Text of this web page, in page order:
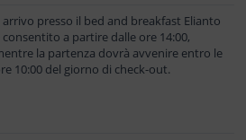
arrivo presso il bed and breakfast Elianto
consentito a partire dalle ore 14:00,
la partenza dovrà avvenire entro le
10:00 del giorno di check-out.